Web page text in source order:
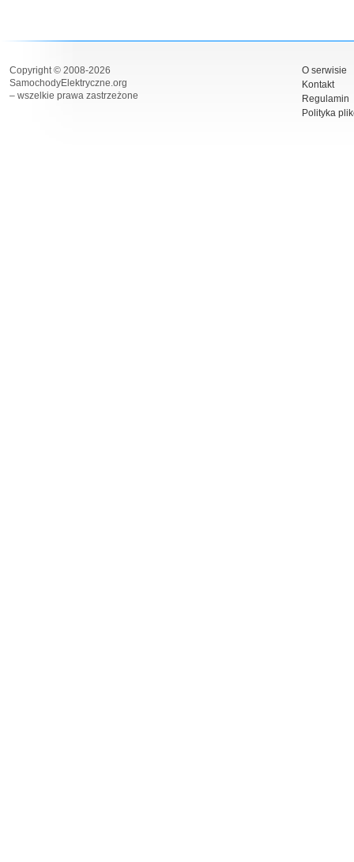
Copyright © 2008-2026
SamochodyElektryczne.org
– wszelkie prawa zastrzeżone
O serwisie
Kontakt
Regulamin
Polityka